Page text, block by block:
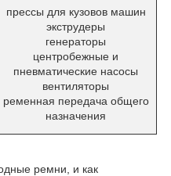
прессы для кузовов машин
экструдеры
генераторы
центробежные и
пневматические насосы
вентиляторы
ременная передача общего
назначения
ремни, и как